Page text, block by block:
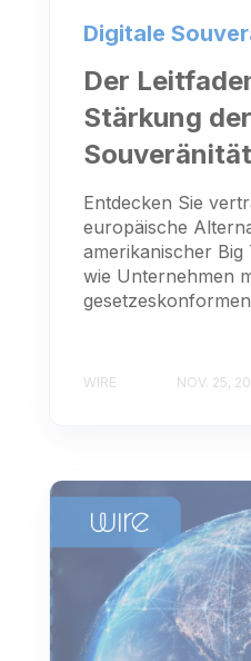
Digitale
Der
Stärkung
Entdecken Sie
europäische
amerikanischer
wie Unternehmen
WIRE NOV. 25,